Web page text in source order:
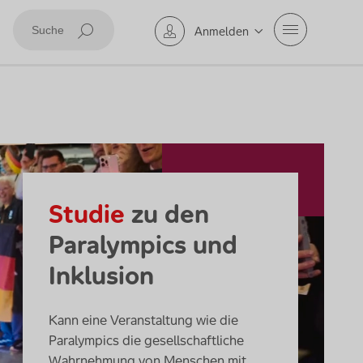
Anmelden Mobile
Studie zu den
Paralympics und
Inklusion
Kann eine Veranstaltung wie die
Paralympics die gesellschaftliche